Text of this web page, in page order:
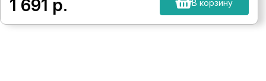
1 691 р. В корзину